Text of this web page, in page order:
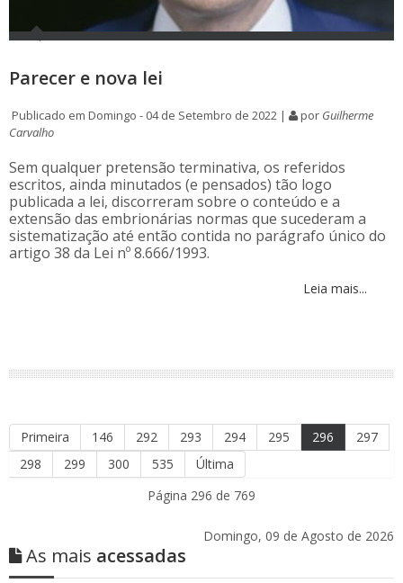
Parecer e nova lei
Publicado em Domingo - 04 de Setembro de 2022 | por Guilherme
Carvalho
Sem qualquer pretensão terminativa, os referidos
escritos, ainda minutados (e pensados) tão logo
publicada a lei, discorreram sobre o conteúdo e a
extensão das embrionárias normas que sucederam a
sistematização até então contida no parágrafo único do
artigo 38 da Lei nº 8.666/1993.
Leia mais...
Primeira 146 292 293 294 295 296
297
298
299 300 535
Última
Página 296 de 769
Domingo, 09 de Agosto de 2026
As mais acessadas